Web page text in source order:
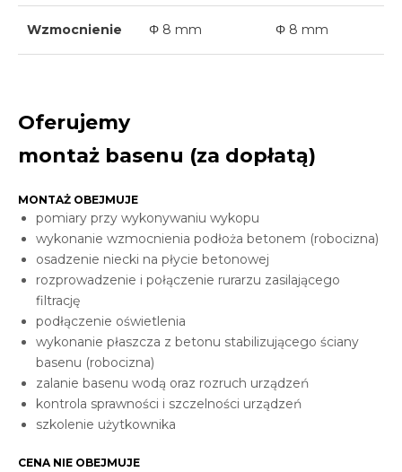
Wzmocnienie Φ 8 mm Φ 8 mm
Oferujemy
montaż basenu (za dopłatą)
MONTAŻ OBEJMUJE
pomiary przy wykonywaniu wykopu
wykonanie wzmocnienia podłoża betonem (robocizna)
osadzenie niecki na płycie betonowej
rozprowadzenie i połączenie rurarzu zasilającego
filtrację
podłączenie oświetlenia
wykonanie płaszcza z betonu stabilizującego ściany
basenu (robocizna)
zalanie basenu wodą oraz rozruch urządzeń
kontrola sprawności i szczelności urządzeń
szkolenie użytkownika
CENA NIE OBEJMUJE